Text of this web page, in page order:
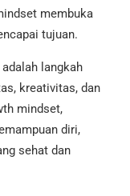
membuka
tujuan.
langkah
kreativitas, dan
mindset,
diri,
sehat dan